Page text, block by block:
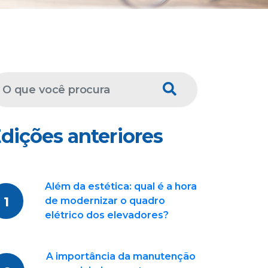
anteriores
1
Além da estética: qual é a hora
de modernizar o quadro
elétrico dos elevadores?
A importância da manutenção